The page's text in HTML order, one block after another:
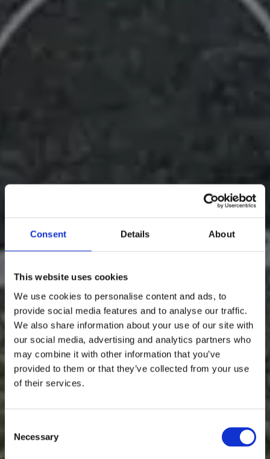
Consent Details About
This website uses cookies
We use cookies to personalise content and ads, to
provide social media features and to analyse our traffic.
We also share information about your use of our site with
our social media, advertising and analytics partners who
may combine it with other information that you’ve
provided to them or that they’ve collected from your use
of their services.
Selection
Necessary